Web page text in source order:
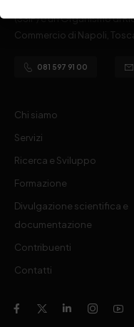
(SSIP) è un Organismo di
Commercio di Napoli,
081 597 91 00
Chi siamo
Servizi
Ricerca e Sviluppo
Formazione
Divulgazione scientifica e
documentazione
Contribuenti
Contatti